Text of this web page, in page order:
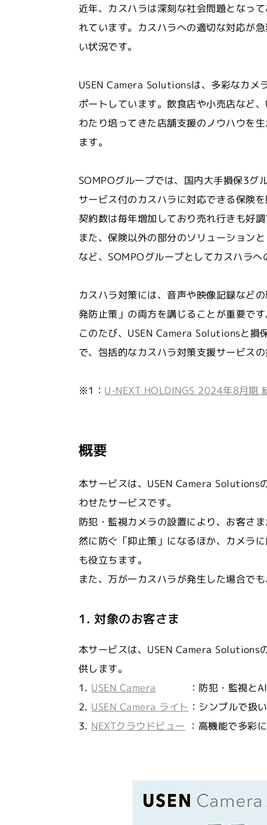
近年、カスハラは深刻な社会問題となっ
れています。カスハラへの適切な対応が
い状況です。
USEN Camera Solutionsは、多彩なカメ
ポートしています。飲食店や小売店など
わたり培ってきた店舗支援のノウハウを
ます。
SOMPOグループでは、国内大手損保3グ
サービス付のカスハラに対応できる保険
契約数は毎年増加しており売れ行きも好
また、保険以外の部分のソリューション
など、SOMPOグループとしてカスハラ
カスハラ対策には、音声や映像記録など
発防止策」の両方を講じることが重要で
このたび、USEN Camera Solutionsと損
で、包括的なカスハラ対策支援サービス
※1： U-NEXT HOLDINGS 2024年8月期
概要
本サービスは、USEN Camera Solutions
わせたサービスです。
防犯・監視カメラの設置により、お客さ
然に防ぐ「抑止策」になるほか、カメラ
も役立ちます。
また、万が一カスハラが発生した場合で
1. 対象のお客さま
本サービスは、USEN Camera Solutions
供します。
1. USEN Camera ：防犯・監視とAI来
2. USEN Camera ライト ：シンプルで扱
3. NEXTクラウドビュー ：高機能で多彩